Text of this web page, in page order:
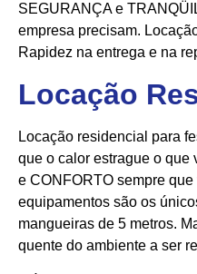
SEGURANÇA e
empresa precisam.
Rapidez na entrega e na
Locação
Locação residencial para
que o calor estrague o
e CONFORTO sempre
equipamentos são os
mangueiras de 5 metros.
quente do ambiente a ser